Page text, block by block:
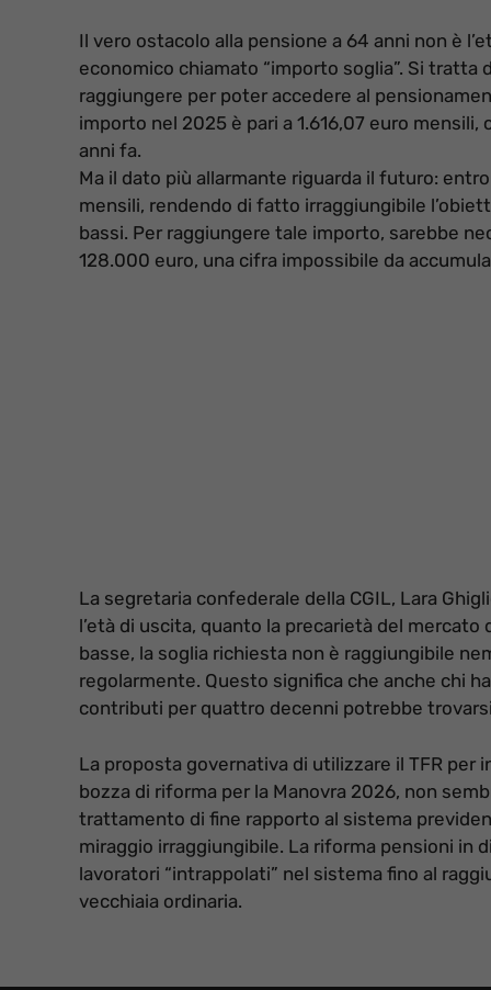
Il vero ostacolo alla pensione a 64 anni non è
economico chiamato “importo soglia”. Si tratta
raggiungere per poter accedere al
importo nel 2025 è pari a 1.616,07 euro
anni fa.
Ma il dato più allarmante riguarda il futuro:
mensili, rendendo di fatto irraggiungibile
bassi. Per raggiungere tale importo, sarebbe
128.000 euro, una cifra impossibile da
La segretaria confederale della CGIL, Lara
l’età di uscita, quanto la precarietà del
basse, la soglia richiesta non è raggiungibile
regolarmente. Questo significa che anche chi
contributi per quattro decenni potrebbe
La proposta governativa di utilizzare il TFR
bozza di riforma per la Manovra 2026, non
trattamento di fine rapporto al sistema
miraggio irraggiungibile. La riforma pensioni in
lavoratori “intrappolati” nel sistema fino al
vecchiaia ordinaria.